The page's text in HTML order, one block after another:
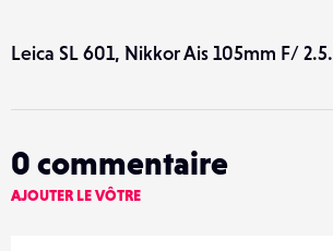
Leica SL 601, Nikkor Ais 105mm F/ 2.5.
0 commentaire
AJOUTER LE VÔTRE